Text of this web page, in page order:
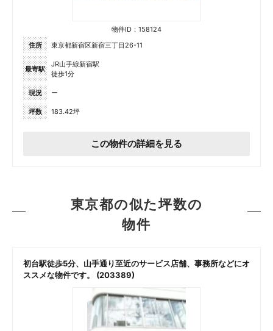
物件ID：158124
住所
東京都新宿区新宿三丁目26-11
最寄駅
JR山手線新宿駅
徒歩1分
現況 ー
坪数 183.42坪
この物件の詳細を見る
東京都の似た坪数の
物件
初台駅徒歩5分、山手通り至近のサービス店舗、事務所などにオ
ススメな物件です。 (203389)